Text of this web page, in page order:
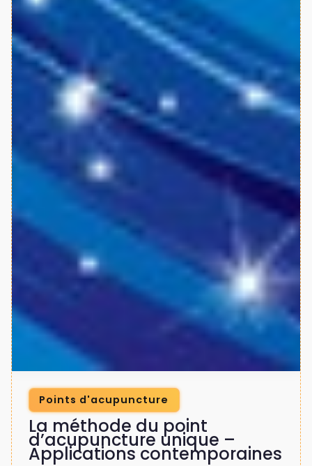
Points d'acupuncture
La méthode du point
d’acupuncture unique –
Applications contemporaines